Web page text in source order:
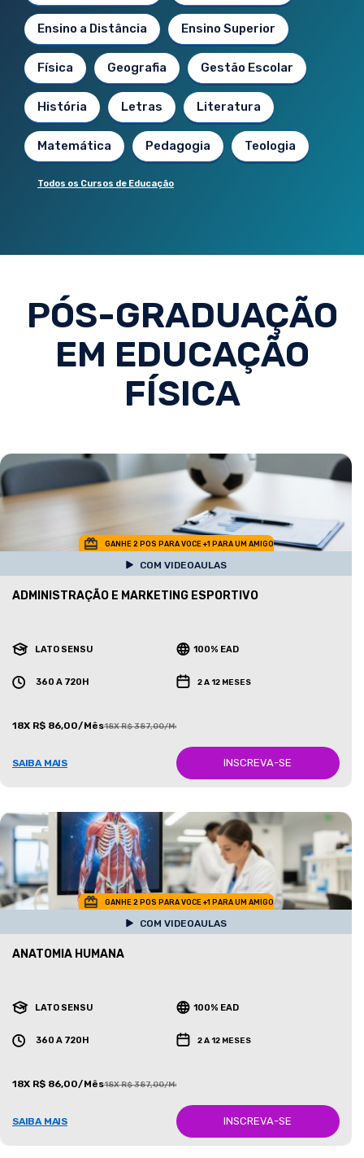
Ensino a Distância Ensino Superior
Física Geografia Gestão Escolar
História Letras Literatura
Matemática Pedagogia Teologia
Todos os Cursos de Educação
PÓS-GRADUAÇÃO
EM EDUCAÇÃO
FÍSICA
GANHE 2 POS PARA VOCE +1 PARA UM AMIGO
COM VIDEOAULAS
ADMINISTRAÇÃO E MARKETING ESPORTIVO
LATO SENSU 100% EAD
360 A 720H 2 A 12 MESES
18X R$ 86,00/Mês18X R$ 387,00/Mês
SAIBA MAIS INSCREVA-SE
GANHE 2 POS PARA VOCE +1 PARA UM AMIGO
COM VIDEOAULAS
ANATOMIA HUMANA
LATO SENSU 100% EAD
360 A 720H 2 A 12 MESES
18X R$ 86,00/Mês18X R$ 387,00/Mês
SAIBA MAIS INSCREVA-SE